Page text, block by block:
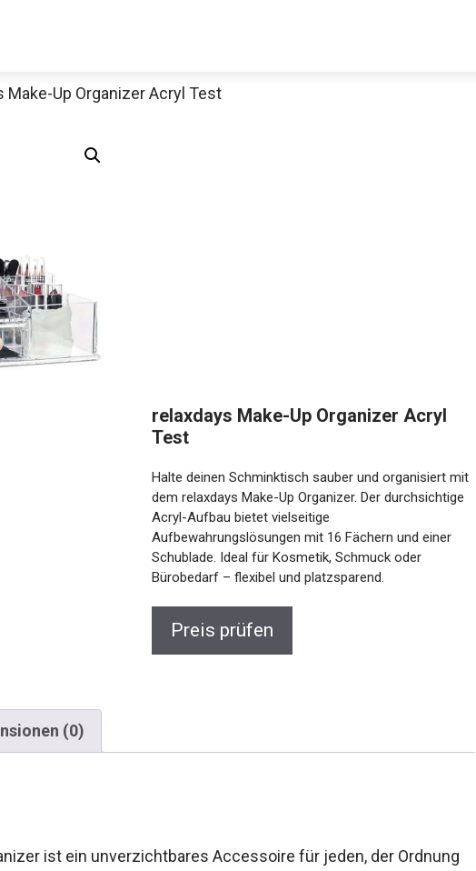
Make-Up Organizer Acryl Test
relaxdays Make-Up Organizer Acryl
Test
Halte deinen Schminktisch sauber und organisiert mit
dem relaxdays Make-Up Organizer. Der durchsichtige
Acryl-Aufbau bietet vielseitige
Aufbewahrungslösungen mit 16 Fächern und einer
Schublade. Ideal für Kosmetik, Schmuck oder
Bürobedarf – flexibel und platzsparend.
Preis prüfen
(0)
ist ein unverzichtbares Accessoire für jeden, der Ordnung